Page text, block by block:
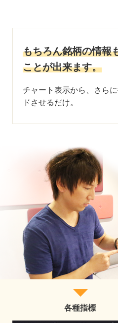
もちろん銘柄の情報
ことが出来ます。
チャート表示から、さら
ドさせるだけ。
各種指標